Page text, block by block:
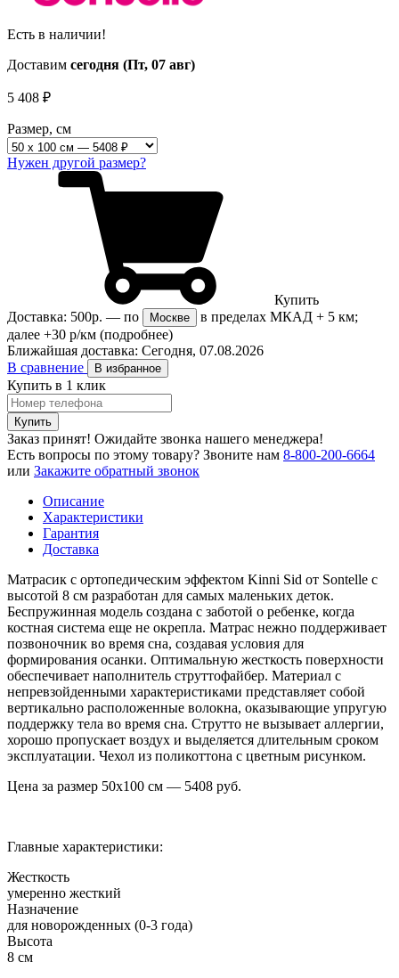
Есть в наличии!
Доставим сегодня (Пт, 07 авг)
5 408 ₽
Размер, см
Нужен другой размер?
Купить
Доставка: 500р. — по Москве
в пределах МКАД + 5 км;
далее +30 р/км (подробнее)
Ближайшая доставка: Сегодня, 07.08.2026
В сравнение
В избранное
Купить в 1 клик
Купить
Заказ принят! Ожидайте звонка нашего менеджера!
Есть вопросы по этому товару? Звоните нам 8-800-200-6664
или Закажите обратный звонок
Описание
Характеристики
Гарантия
Доставка
Матрасик с ортопедическим эффектом Kinni Sid от Sontelle с
высотой 8 см разработан для самых маленьких деток.
Беспружинная модель создана с заботой о ребенке, когда
костная система еще не окрепла. Матрас нежно поддерживает
позвоночник во время сна, создавая условия для
формирования осанки. Оптимальную жесткость поверхности
обеспечивает наполнитель струттофайбер. Материал с
непревзойденными характеристиками представляет собой
вертикально расположенные волокна, оказывающие упругую
поддержку тела во время сна. Струтто не вызывает аллергии,
хорошо пропускает воздух и выделяется длительным сроком
эксплуатации. Чехол из поликоттона с цветным рисунком.
Цена за размер 50х100 см — 5408 руб.
Главные характеристики:
Жесткость
умеренно жесткий
Назначение
для новорожденных (0-3 года)
Высота
8 см